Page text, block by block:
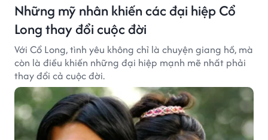
Những mỹ nhân khiến các đại hiệp Cổ
Long thay đổi cuộc đời
Với Cổ Long, tình yêu không chỉ là chuyện giang hồ, mà
còn là điều khiến những đại hiệp mạnh mẽ nhất phải
thay đổi cả cuộc đời.